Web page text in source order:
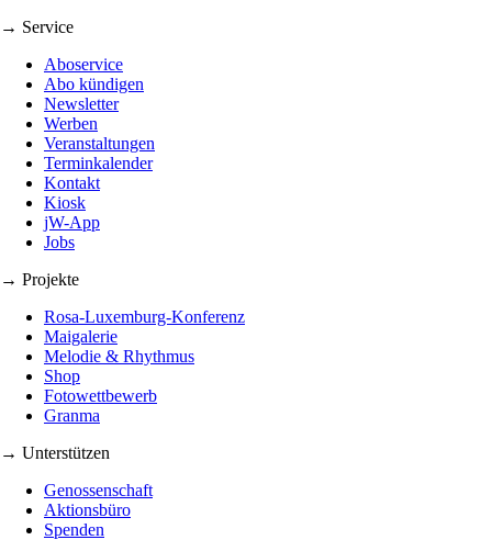
→ Service
Aboservice
Abo kündigen
Newsletter
Werben
Veranstaltungen
Terminkalender
Kontakt
Kiosk
jW-App
Jobs
→ Projekte
Rosa-Luxemburg-Konferenz
Maigalerie
Melodie & Rhythmus
Shop
Fotowettbewerb
Granma
→ Unterstützen
Genossenschaft
Aktionsbüro
Spenden